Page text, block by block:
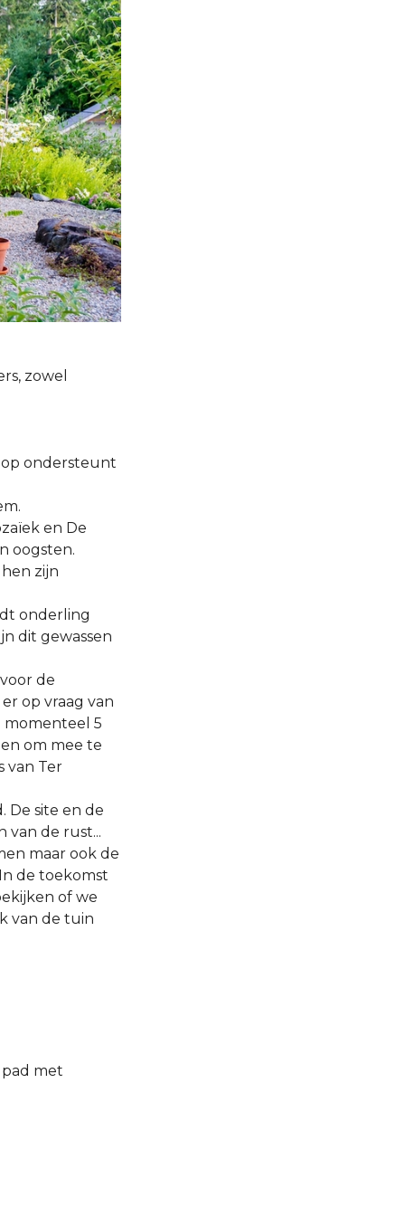
zowel
ondersteunt
en De
oogsten.
zijn
onderling
dit gewassen
de
op vraag van
momenteel 5
om mee te
van Ter
De site en de
de rust...
maar ook de
de toekomst
of we
van de tuin
met